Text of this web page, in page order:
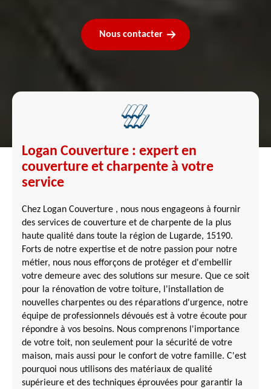
Nous contacter
Logan Couverture : expert en
couverture et charpente à votre
service
Chez Logan Couverture , nous nous engageons à fournir
des services de couverture et de charpente de la plus
haute qualité dans toute la région de Lugarde, 15190.
Forts de notre expertise et de notre passion pour notre
métier, nous nous efforçons de protéger et d'embellir
votre demeure avec des solutions sur mesure. Que ce soit
pour la rénovation de votre toiture, l'installation de
nouvelles charpentes ou des réparations d'urgence, notre
équipe de professionnels dévoués est à votre écoute pour
répondre à vos besoins. Nous comprenons l'importance
de votre toit, non seulement pour la sécurité de votre
maison, mais aussi pour le confort de votre famille. C'est
pourquoi nous utilisons des matériaux de qualité
supérieure et des techniques éprouvées pour garantir la